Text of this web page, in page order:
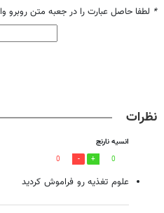
* لطفا حاصل عبارت را در جعبه متن روبرو
نظرات
انسیه نارنج
0
0
علوم تغذیه رو فراموش کردید